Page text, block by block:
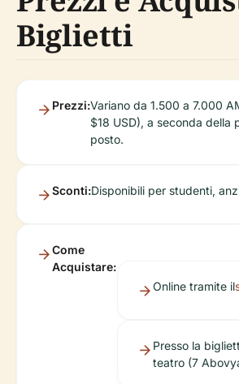
Biglietti
Prezzi:Variano da 1.500 a 7.000
$18 USD), a seconda della
posto.
Sconti:Disponibili per studenti,
Come
Acquistare:
Online tramite il
Presso la
teatro (7